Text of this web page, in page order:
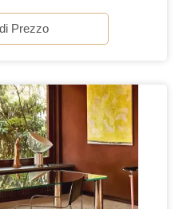
Prezzo